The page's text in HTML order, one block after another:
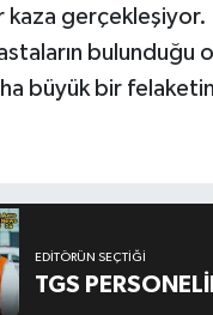
kaza
bulunduğu
büyük bir
EDITÖRÜN SEÇTIĞI
TGS